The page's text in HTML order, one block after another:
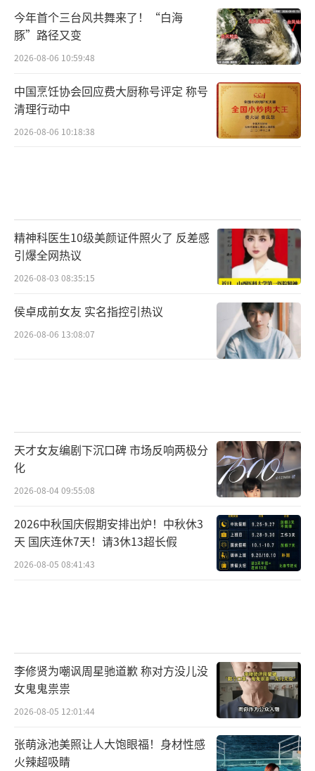
今年首个三台风共舞来了！“白海
豚”路径又变
2026-08-06 10:59:48
中国烹饪协会回应费大厨称号评定 称号
清理行动中
2026-08-06 10:18:38
精神科医生10级美颜证件照火了 反差感
引爆全网热议
2026-08-03 08:35:15
侯卓成前女友 实名指控引热议
2026-08-06 13:08:07
天才女友编剧下沉口碑 市场反响两极分
化
2026-08-04 09:55:08
2026中秋国庆假期安排出炉！中秋休3
天 国庆连休7天！请3休13超长假
2026-08-05 08:41:43
李修贤为嘲讽周星驰道歉 称对方没儿没
女鬼鬼祟祟
2026-08-05 12:01:44
张萌泳池美照让人大饱眼福！身材性感
火辣超吸睛